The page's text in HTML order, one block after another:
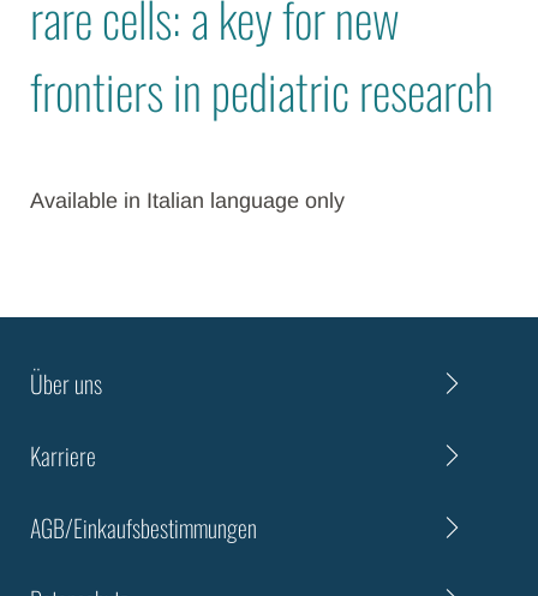
rare cells: a key for new
frontiers in pediatric research
Available in Italian language only
Über uns
Karriere
AGB/Einkaufsbestimmungen